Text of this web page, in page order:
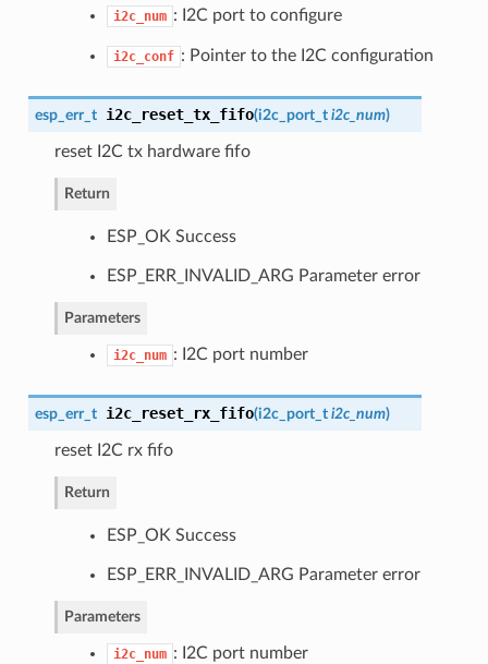
i2c_num : I2C port to configure
i2c_conf : Pointer to the I2C configuration
esp_err_t i2c_reset_tx_fifo(i2c_port_t i2c_num)
reset I2C tx hardware fifo
Return
ESP_OK Success
ESP_ERR_INVALID_ARG Parameter error
Parameters
i2c_num : I2C port number
esp_err_t i2c_reset_rx_fifo(i2c_port_t i2c_num)
reset I2C rx fifo
Return
ESP_OK Success
ESP_ERR_INVALID_ARG Parameter error
Parameters
i2c_num : I2C port number